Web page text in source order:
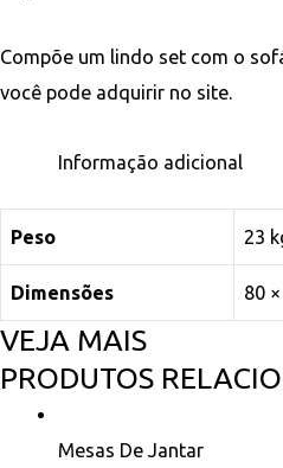
Compõe um lindo set com o
você pode adquirir no site.
Informação adicional
Peso 23
Dimensões 80
VEJA MAIS
PRODUTOS
Mesas De Jantar